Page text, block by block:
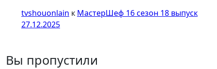
tvshouonlain к МастерШеф 16 сезон 18 выпуск
27.12.2025
Вы пропустили